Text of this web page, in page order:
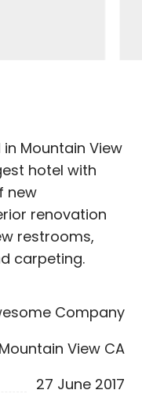
Mountain View
hotel with
new
renovation
restrooms,
carpeting.
Company
Mountain View CA
27 June 2017